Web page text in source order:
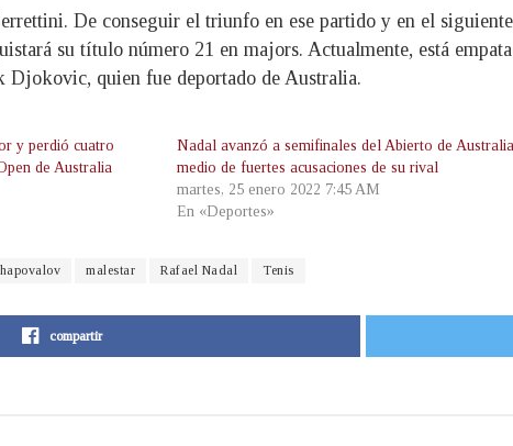
De conseguir el triunfo en ese partido y en el
su título número 21 en majors. Actualmente, está
Djokovic, quien fue deportado de Australia.
y perdió cuatro
de Australia
Nadal avanzó a semifinales del Abierto de
medio de fuertes acusaciones de su rival
martes, 25 enero 2022 7:45 AM
En «Deportes»
malestar Rafael Nadal Tenis
compartir